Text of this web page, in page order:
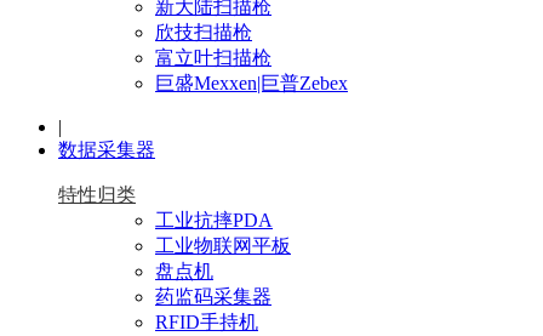
新大陆扫描枪
欣技扫描枪
富立叶扫描枪
巨盛Mexxen|巨普Zebex
|
数据采集器
特性归类
工业抗摔PDA
工业物联网平板
盘点机
药监码采集器
RFID手持机